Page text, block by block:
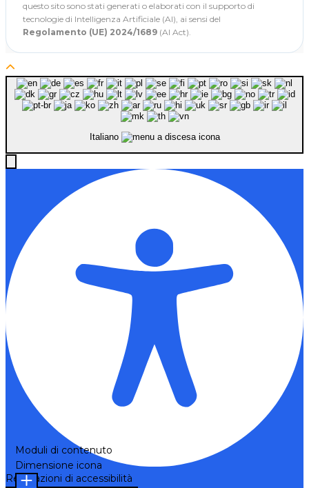
questo sito sono stati generati o elaborati con il supporto di
tecnologie di Intelligenza Artificiale (AI), ai sensi del
Regolamento (UE) 2024/1689 (AI Act).
Italiano
Regolazioni di accessibilità
Moduli di contenuto
Dimensione icona